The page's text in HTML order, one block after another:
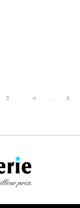
3 4 … 6